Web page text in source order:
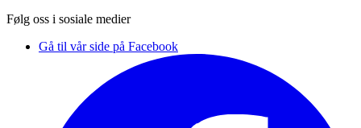
Følg oss i sosiale medier
Gå til vår side på Facebook